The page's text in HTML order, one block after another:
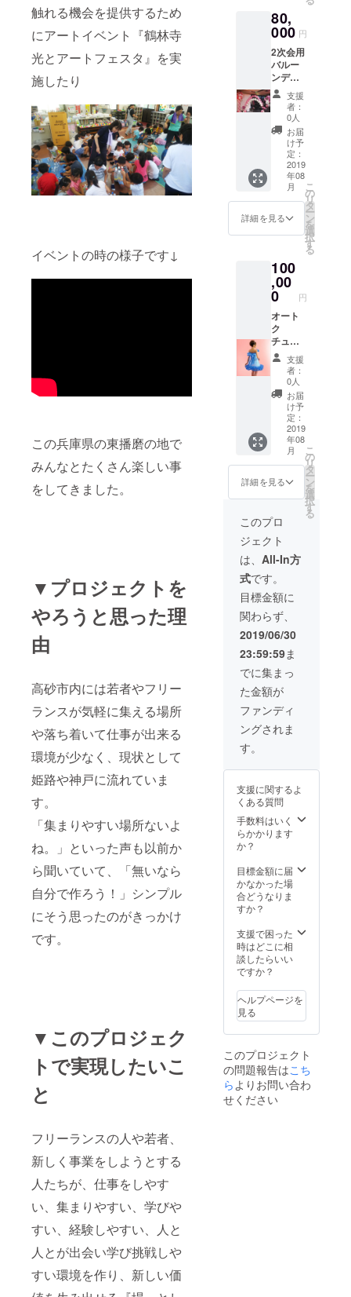
触れる機会を提供するため
にアートイベント『鶴林寺
光とアートフェスタ』を実
施したり
イベントの時の様子です↓
この兵庫県の東播磨の地で
みんなとたくさん楽しい事
をしてきました。
▼プロジェクトを
やろうと思った理
由
高砂市内には若者やフリー
ランスが気軽に集える場所
や落ち着いて仕事が出来る
環境が少なく、現状として
姫路や神戸に流れていま
す。
「集まりやすい場所ないよ
ね。」といった声も以前か
ら聞いていて、「無いなら
自分で作ろう！」シンプル
にそう思ったのがきっかけ
です。
▼このプロジェク
トで実現したいこ
と
フリーランスの人や若者、
新しく事業をしようとする
人たちが、仕事をしやす
い、集まりやすい、学びや
すい、経験しやすい、人と
人とが出会い学び挑戦しや
すい環境を作り、新しい価
※有効期
限1年
いただ
きま
す。 ・
お礼の
メッ
セージ
をメー
ルにて
お送り
しま
す。
80,
000 円
2次会用
バルー
ンデコ
レー
ション
・ス
パーク
バルー
ン、卓
上用の
バルー
ンセッ
ト、高
砂席用
のバ
ルーン
チ、バ
ルーン
ブーケ
等、2次
会で用
いられ
る風船
の装飾
を1式ご
用意さ
せてい
ただき
ます。
内容や
施工日
時に関
しては
メール
にてご
相談さ
せてい
ただき
ます。
注：施
工可能
地域は
加古川
市近郊
のみで
す
支援
者：
0人
お届
け予
定：
2019
年08
月
詳細を見る
こ
の
リ
タ
ー
ン
を
選
択
す
る
100
,00
0 円
オート
ク
チュー
ルバ
ルーン
ドレス
・完全
オート
チュー
ルで世
界に1着
だけ、
その日
限りの
バルー
ンドレ
スを製
作しま
す。
（詳細
やご利
用時期
に関し
ては
メール
にてご
相談さ
せてい
ただき
ます）
注：加
古川市
近郊以
は別途
が必要
となり
ます ・
お礼の
メッ
をメー
ルにて
お送り
いたし
支援
者：
0人
お届
け予
定：
2019
年08
月
詳細を見る
こ
の
リ
タ
ー
ン
を
選
択
す
る
このプロ
ジェクト
は、 All-In方
式です。
目標金額に
関わらず、
2019/06/30
23:59:59ま
でに集まっ
た金額が
ファンディ
ングされま
す。
支援に関するよ
くある質問
手数料はいく
らかかります
か？
目標金額に届
かなかった場
合どうなりま
すか？
支援で困った
時はどこに相
談したらいい
ですか？
ヘルプページを
見る
このプロジェクト
の問題報告はこち
ら よりお問い合わ
せください